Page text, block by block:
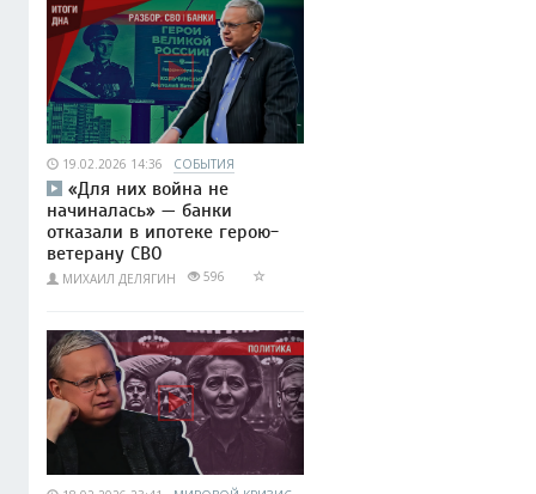
19.02.2026 14:36 СОБЫТИЯ
«Для них война не
начиналась» — банки
отказали в ипотеке герою-
ветерану СВО
МИХАИЛ ДЕЛЯГИН 596